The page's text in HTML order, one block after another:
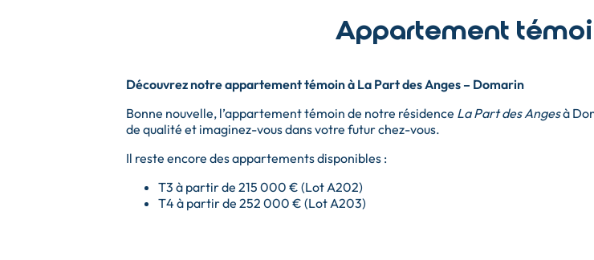
Appartement
Découvrez notre appartement témoin à La Part des Anges – Domarin
Bonne nouvelle, l’appartement témoin de notre résidence La Part des Angesà
de qualité et imaginez-vous dans votre futur chez-vous.
Il reste encore des appartements disponibles :
T3 à partir de 215 000 € (Lot A202)
T4 à partir de 252 000 € (Lot A203)